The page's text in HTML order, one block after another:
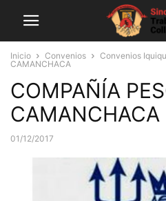
Inicio Convenios Convenios
CAMANCHACA
COMPAÑÍA
CAMANCHACA
01/12/2017